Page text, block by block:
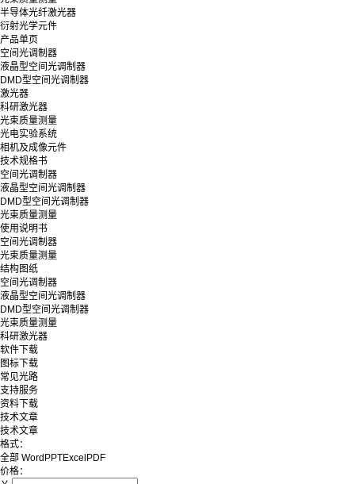
半导体光纤激光器
衍射光学元件
产品单页
空间光调制器
液晶型空间光调制器
DMD型空间光调制器
激光器
科研激光器
光束质量测量
光电实验系统
相机及成像元件
技术规格书
空间光调制器
液晶型空间光调制器
DMD型空间光调制器
光束质量测量
使用说明书
空间光调制器
光束质量测量
结构图纸
空间光调制器
液晶型空间光调制器
DMD型空间光调制器
光束质量测量
科研激光器
软件下载
图标下载
常见光路
支持服务
资料下载
技术文章
技术文章
格式：
全部 WordPPTExcelPDF
价格：